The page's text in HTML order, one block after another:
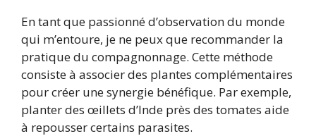
En tant que passionné d’observation du monde
qui m’entoure, je ne peux que recommander la
pratique du compagnonnage. Cette méthode
consiste à associer des plantes complémentaires
pour créer une synergie bénéfique. Par exemple,
planter des œillets d’Inde près des tomates aide
à repousser certains parasites.